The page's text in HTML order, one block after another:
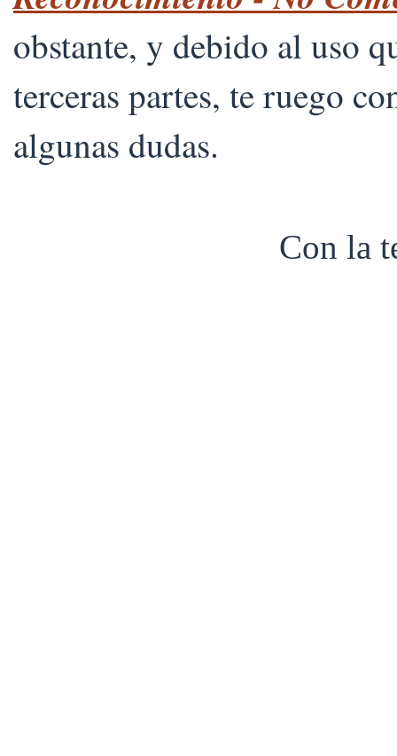
obstante, y debido al uso
terceras partes, te ruego
algunas dudas.
Con la